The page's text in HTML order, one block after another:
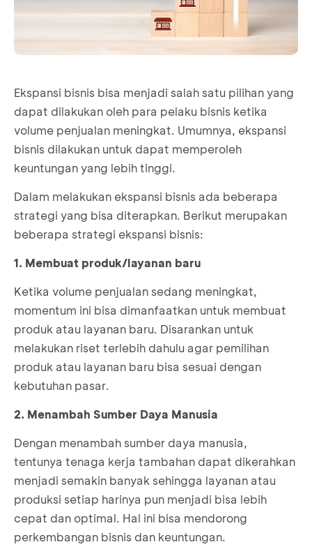
Ekspansi bisnis bisa menjadi salah satu pilihan yang
dapat dilakukan oleh para pelaku bisnis ketika
volume penjualan meningkat. Umumnya, ekspansi
bisnis dilakukan untuk dapat memperoleh
keuntungan yang lebih tinggi.
Dalam melakukan ekspansi bisnis ada beberapa
strategi yang bisa diterapkan. Berikut merupakan
beberapa strategi ekspansi bisnis:
1. Membuat produk/layanan baru
Ketika volume penjualan sedang meningkat,
momentum ini bisa dimanfaatkan untuk membuat
produk atau layanan baru. Disarankan untuk
melakukan riset terlebih dahulu agar pemilihan
produk atau layanan baru bisa sesuai dengan
kebutuhan pasar.
2. Menambah Sumber Daya Manusia
Dengan menambah sumber daya manusia,
tentunya tenaga kerja tambahan dapat dikerahkan
menjadi semakin banyak sehingga layanan atau
produksi setiap harinya pun menjadi bisa lebih
cepat dan optimal. Hal ini bisa mendorong
perkembangan bisnis dan keuntungan.